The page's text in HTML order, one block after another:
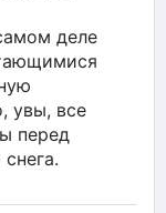
деле
увы, все
перед